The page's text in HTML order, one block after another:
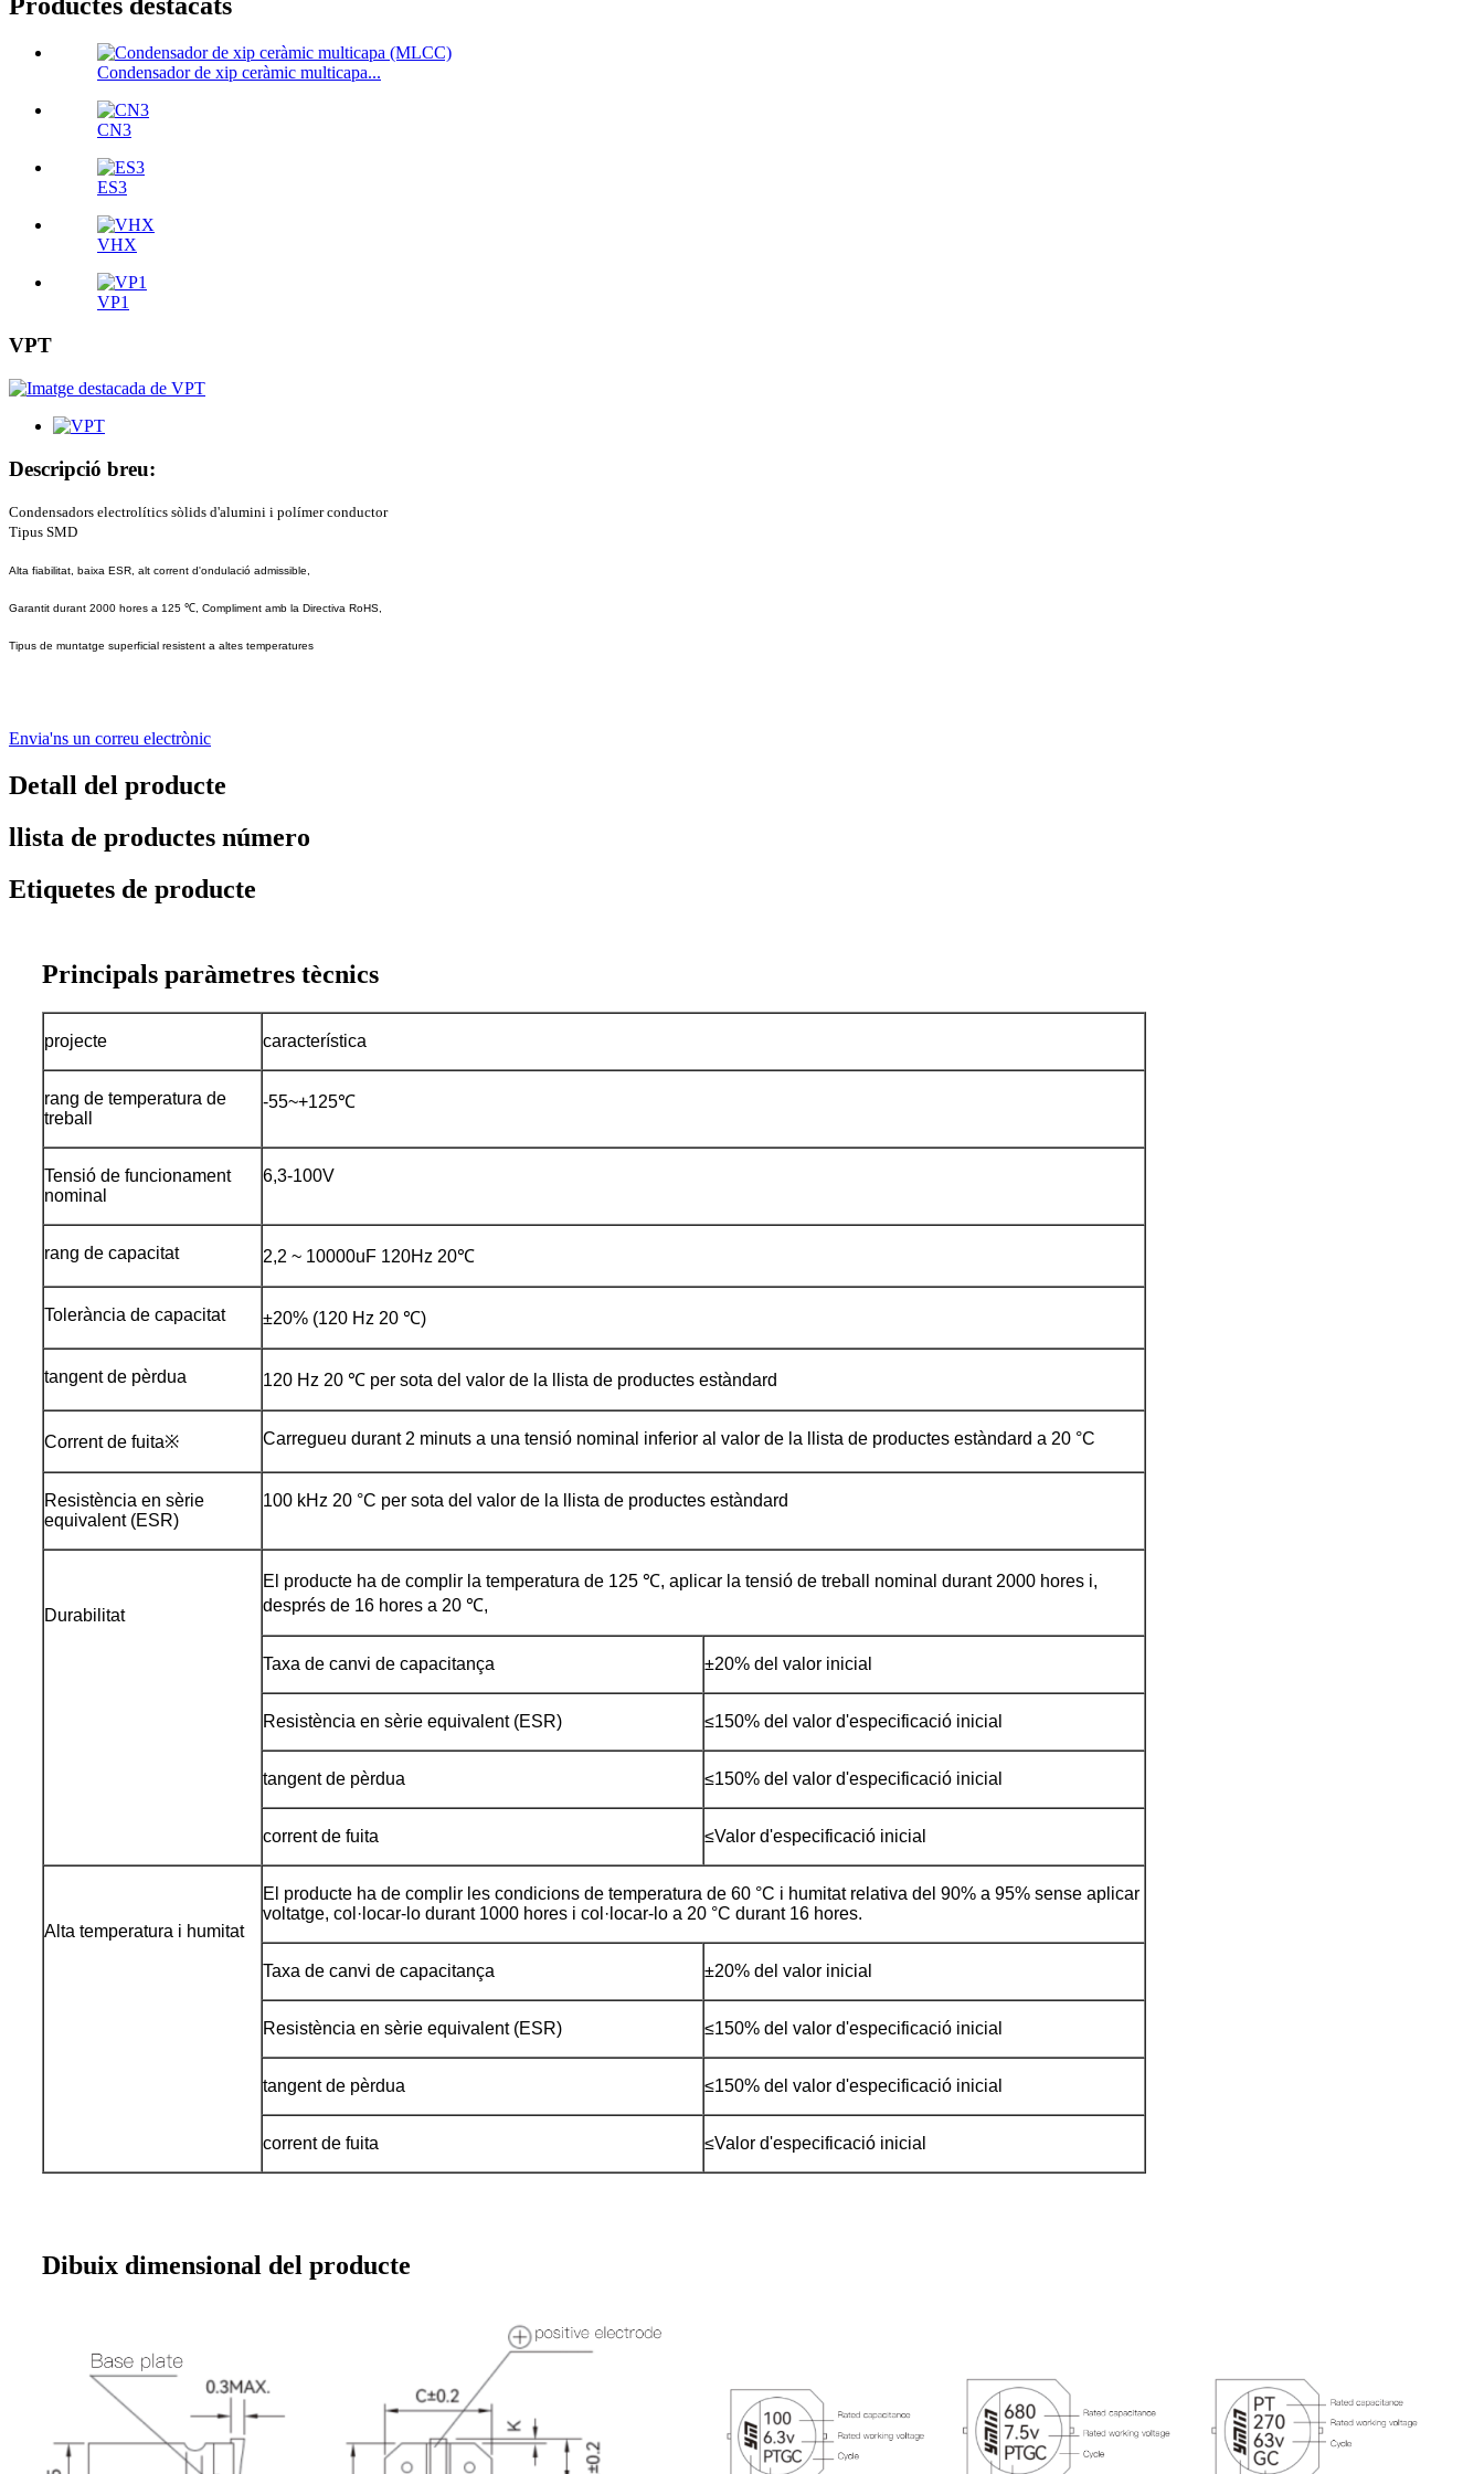
Productes destacats
Condensador de xip ceràmic multicapa...
CN3
ES3
VHX
VP1
VPT
Descripció breu:
Condensadors electrolítics sòlids d'alumini i polímer conductor
Tipus SMD
Alta fiabilitat, baixa ESR, alt corrent d'ondulació admissible,
Garantit durant 2000 hores a 125 ℃, Compliment amb la Directiva RoHS,
Tipus de muntatge superficial resistent a altes temperatures
Envia'ns un correu electrònic
Detall del producte
llista de productes número
Etiquetes de producte
Principals paràmetres tècnics
projecte característica
rang de temperatura de
treball
-55~+125℃
Tensió de funcionament
nominal
6,3-100V
rang de capacitat 2,2 ~ 10000uF 120Hz 20℃
Tolerància de capacitat ±20% (120 Hz 20 ℃)
tangent de pèrdua 120 Hz 20 ℃ per sota del valor de la llista de productes estàndard
Corrent de fuita※ Carregueu durant 2 minuts a una tensió nominal inferior al valor de la llista de productes estàndard a 20 °C
Resistència en sèrie
equivalent (ESR)
100 kHz 20 °C per sota del valor de la llista de productes estàndard
Durabilitat
El producte ha de complir la temperatura de 125 ℃, aplicar la tensió de treball nominal durant 2000 hores i,
després de 16 hores a 20 ℃,
Taxa de canvi de capacitança ±20% del valor inicial
Resistència en sèrie equivalent (ESR) ≤150% del valor d'especificació inicial
tangent de pèrdua ≤150% del valor d'especificació inicial
corrent de fuita ≤Valor d'especificació inicial
Alta temperatura i humitat
El producte ha de complir les condicions de temperatura de 60 °C i humitat relativa del 90% a 95% sense aplicar
voltatge, col·locar-lo durant 1000 hores i col·locar-lo a 20 °C durant 16 hores.
Taxa de canvi de capacitança ±20% del valor inicial
Resistència en sèrie equivalent (ESR) ≤150% del valor d'especificació inicial
tangent de pèrdua ≤150% del valor d'especificació inicial
corrent de fuita ≤Valor d'especificació inicial
Dibuix dimensional del producte